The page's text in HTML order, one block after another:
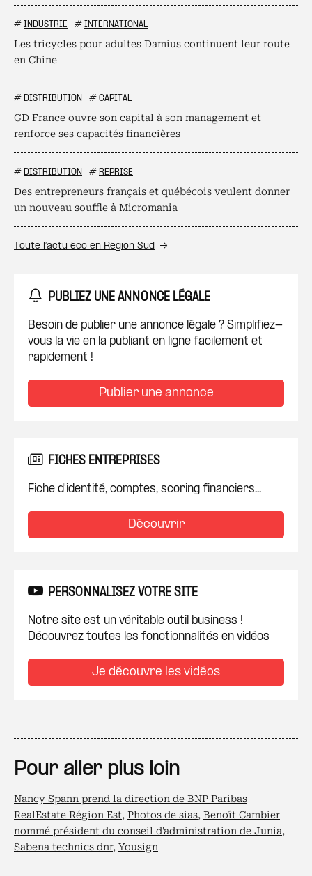
# INDUSTRIE # INTERNATIONAL
Les tricycles pour adultes Damius continuent leur route
en Chine
# DISTRIBUTION # CAPITAL
GD France ouvre son capital à son management et
renforce ses capacités financières
# DISTRIBUTION # REPRISE
Des entrepreneurs français et québécois veulent donner
un nouveau souffle à Micromania
Toute l’actu éco en Région Sud
PUBLIEZ UNE ANNONCE LÉGALE
Besoin de publier une annonce légale ? Simplifiez-
vous la vie en la publiant en ligne facilement et
rapidement !
Publier une annonce
FICHES ENTREPRISES
Fiche d'identité, comptes, scoring financiers...
Découvrir
PERSONNALISEZ VOTRE SITE
Notre site est un véritable outil business !
Découvrez toutes les fonctionnalités en vidéos
Je découvre les vidéos
Pour aller plus loin
Nancy Spann prend la direction de BNP Paribas
RealEstate Région Est, Photos de sias, Benoît Cambier
nommé président du conseil d'administration de Junia,
Sabena technics dnr, Yousign